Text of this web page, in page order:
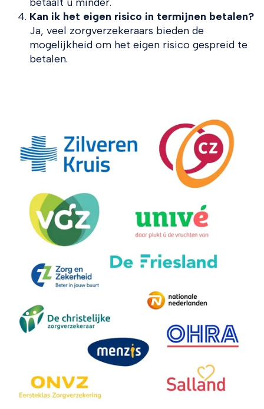
betaalt u minder.
Kan ik het eigen risico in termijnen betalen?
Ja, veel zorgverzekeraars bieden de
mogelijkheid om het eigen risico gespreid te
betalen.